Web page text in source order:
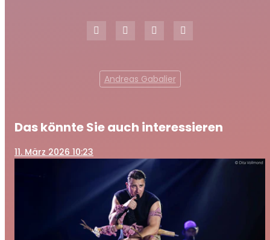
Andreas Gabalier
Das könnte Sie auch interessieren
11. März 2026 10:23